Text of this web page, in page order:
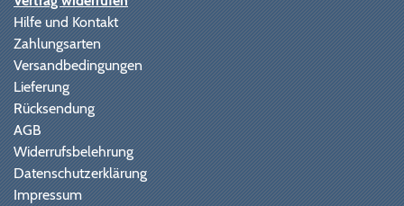
Hilfe und Kontakt
Zahlungsarten
Versandbedingungen
Lieferung
Rücksendung
AGB
Widerrufsbelehrung
Datenschutzerklärung
Impressum